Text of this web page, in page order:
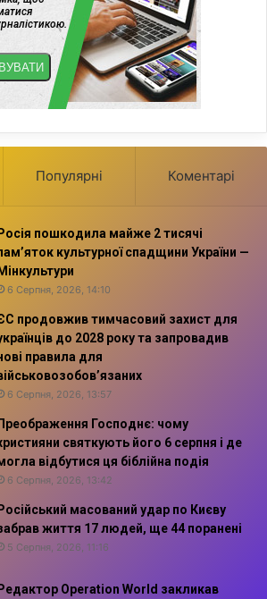
Популярні Коментарі
Росія пошкодила майже 2 тисячі
культурної спадщини України —
Мінкультури
6 Серпня, 2026, 14:10
продовжив тимчасовий захист для
до 2028 року та запровадив
правила для
6 Серпня, 2026, 13:57
Преображення Господнє: чому
святкують його 6 серпня і де
відбутися ця біблійна подія
6 Серпня, 2026, 13:42
Російський масований удар по Києву
життя 17 людей, ще 44 поранені
5 Серпня, 2026, 11:16
Редактор Operation World закликав